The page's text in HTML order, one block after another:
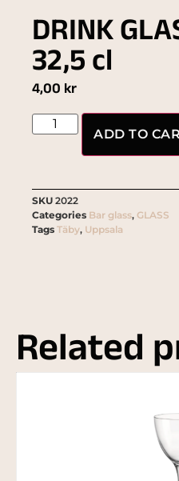
DRINK
32,5 cl
4,00 kr
ADD TO
SKU 2022
Categories Bar glass, GLASS
Tags Täby, Uppsala
Related